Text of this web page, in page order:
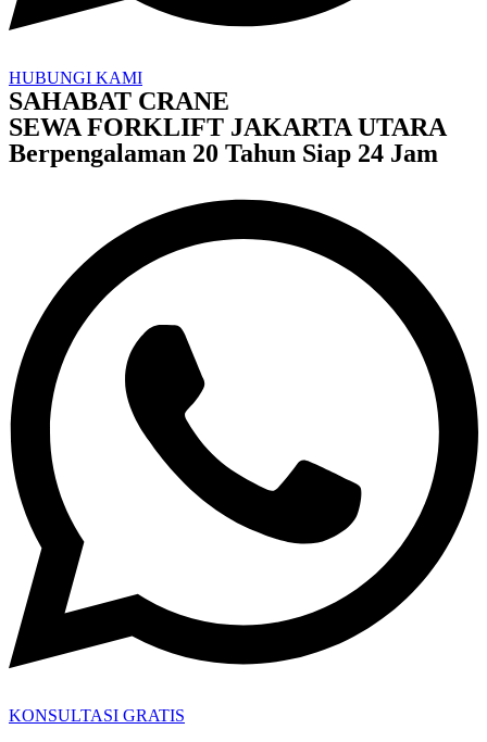
HUBUNGI KAMI
SAHABAT CRANE
SEWA FORKLIFT JAKARTA UTARA
Berpengalaman 20 Tahun Siap 24 Jam
KONSULTASI GRATIS